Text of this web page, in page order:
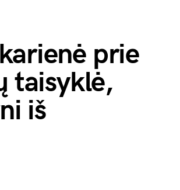
prie
taisyklė,
iš